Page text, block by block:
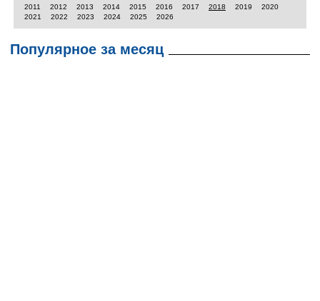
2011 2012 2013 2014 2015 2016 2017 2018 2019
2020
2021
2022 2023 2024 2025 2026
Популярное за месяц